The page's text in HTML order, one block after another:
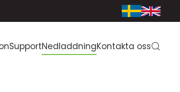
SupportNedladdningKontakta oss